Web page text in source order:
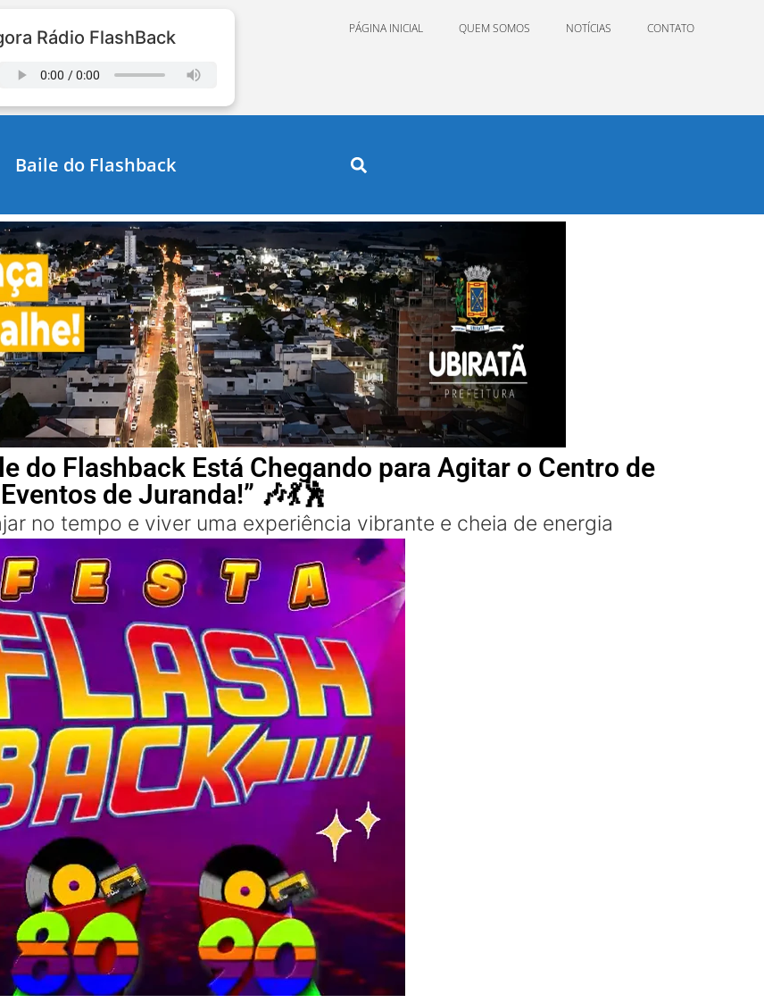
Rádio FlashBack PÁGINA INICIAL QUEM SOMOS NOTÍCIAS CONTATO
Baile do Flashback
do Flashback Está Chegando para Agitar o Centro de
Eventos de Juranda!” 🎶💃🕺
no tempo e viver uma experiência vibrante e cheia de energia